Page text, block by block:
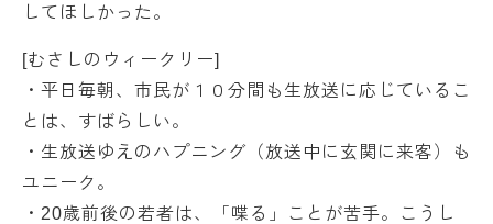
してほしかった。
[むさしのウィークリー]
・平日毎朝、市民が１０分間も生放送に応じているこ
とは、すばらしい。
・生放送ゆえのハプニング（放送中に玄関に来客）も
ユニーク。
・20歳前後の若者は、「喋る」ことが苦手。こうし